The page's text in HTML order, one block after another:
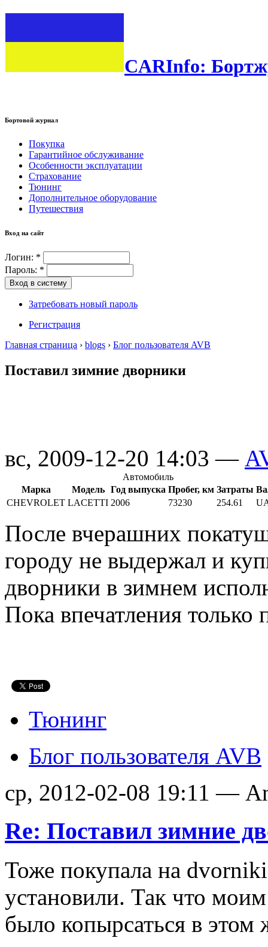
CARInfo:
Бортовой журнал
Покупка
Гарантийное обслуживание
Особенности эксплуатации
Страхование
Тюнинг
Дополнительное оборудование
Путешествия
Вход на сайт
Логин: *
Пароль: *
Затребовать новый пароль
Регистрация
Главная страница › blogs › Блог пользователя AVB
Поставил зимние дворники
вс, 2009-12-20 14:03 —
Автомобиль
Марка
Модель Год выпуска Пробег, км Затраты
CHEVROLET LACETTI 2006 73230 254.61
После вчерашних
городу не выдержал и
дворники в зимнем
Пока впечатления только
Тюнинг
Блог пользователя AVB
ср, 2012-02-08 19:11 —
Re: Поставил зимние
Тоже покупала на
установили. Так что
было копырсаться в этом